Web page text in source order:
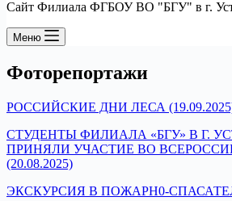
Сайт Филиала ФГБОУ ВО "БГУ" в г.
Меню
Фоторепортажи
РОССИЙСКИЕ ДНИ ЛЕСА
СТУДЕНТЫ ФИЛИАЛА «БГУ» В Г.
ПРИНЯЛИ УЧАСТИЕ ВО
(20.08.2025)
ЭКСКУРСИЯ В ПОЖАРН0-